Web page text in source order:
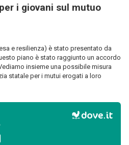
i giovani sul mutuo
e resilienza) è stato presentato da
piano è stato raggiunto un accordo
insieme una possibile misura
statale per i mutui erogati a loro